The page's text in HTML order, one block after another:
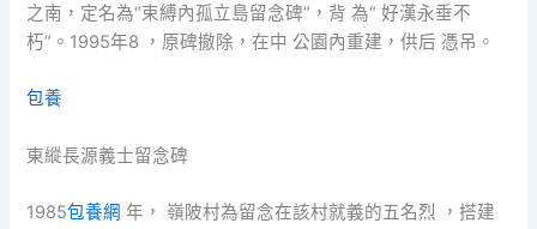
之南，定名為“束縛內孤立島留念碑”，背 為“ 好漢永垂不
朽”。1995年8 ，原碑撤除，在中 公園內重建，供后 憑吊。
包養
東縱長源義士留念碑
1985包養網 年， 嶺陂村為留念在該村就義的五名烈 ，搭建